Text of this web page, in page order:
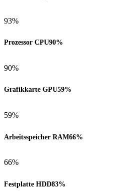
93%
Prozessor CPU90%
90%
Grafikkarte GPU59%
59%
Arbeitsspeicher RAM66%
66%
Festplatte HDD83%